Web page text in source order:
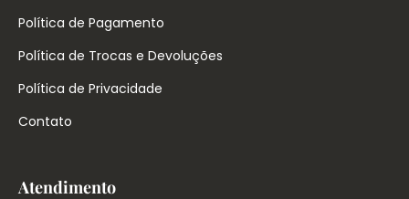
Política de Pagamento
Política de Trocas e Devoluções
Política de Privacidade
Contato
Atendimento